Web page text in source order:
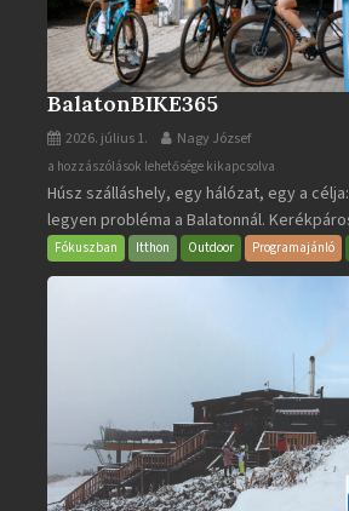
BalatonBIKE365
2026. július 1. Nagy József
BalatonBIKE365
bejegyzéshez
a hozzászólások lehetősége kikapcsolva
Húsz szálláshely, egy hálózat, egy a
legyen probléma a Balatonnál.
Fókuszban Itthon Outdoor Programajánló